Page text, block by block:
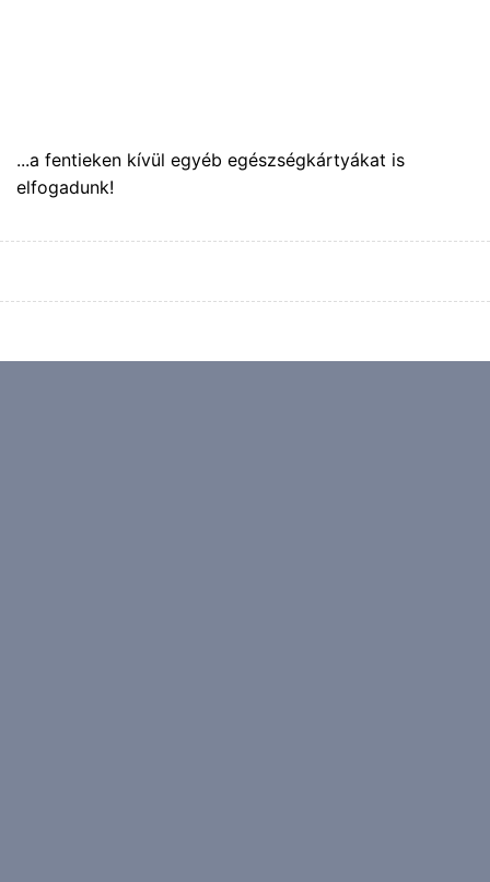
...a fentieken kívül egyéb egészségkártyákat is
elfogadunk!